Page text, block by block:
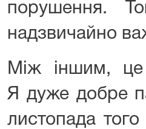
порушення.
надзвичайно
Між іншим, це
Я дуже добре
листопада